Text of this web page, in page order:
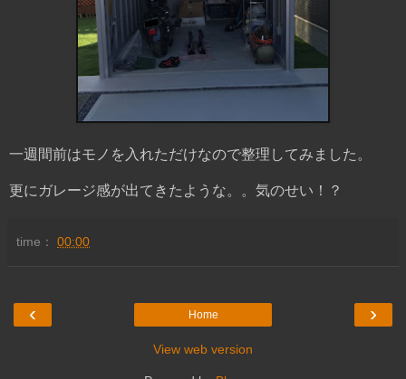
一週間前はモノを入れただけなので整理してみました。
更にガレージ感が出てきたような。。気のせい！？
time： 00:00
‹ ›
Home
View web version